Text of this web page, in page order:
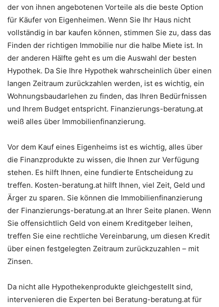
der von ihnen angebotenen Vorteile als die beste Option
für Käufer von Eigenheimen. Wenn Sie Ihr Haus nicht
vollständig in bar kaufen können, stimmen Sie zu, dass das
Finden der richtigen Immobilie nur die halbe Miete ist. In
der anderen Hälfte geht es um die Auswahl der besten
Hypothek. Da Sie Ihre Hypothek wahrscheinlich über einen
langen Zeitraum zurückzahlen werden, ist es wichtig, ein
Wohnungsbaudarlehen zu finden, das Ihren Bedürfnissen
und Ihrem Budget entspricht. Finanzierungs-beratung.at
weiß alles über Immobilienfinanzierung.
Vor dem Kauf eines Eigenheims ist es wichtig, alles über
die Finanzprodukte zu wissen, die Ihnen zur Verfügung
stehen. Es hilft Ihnen, eine fundierte Entscheidung zu
treffen. Kosten-beratung.at hilft Ihnen, viel Zeit, Geld und
Ärger zu sparen. Sie können die Immobilienfinanzierung
der Finanzierungs-beratung.at an Ihrer Seite planen. Wenn
Sie offensichtlich Geld von einem Kreditgeber leihen,
treffen Sie eine rechtliche Vereinbarung, um diesen Kredit
über einen festgelegten Zeitraum zurückzuzahlen – mit
Zinsen.
Da nicht alle Hypothekenprodukte gleichgestellt sind,
intervenieren die Experten bei Beratung-beratung.at für